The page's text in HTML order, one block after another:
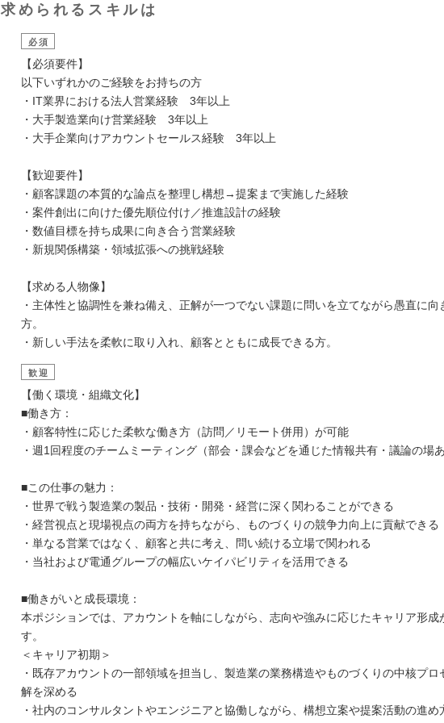
求められるスキルは
必須
【必須要件】
以下いずれかのご経験をお持ちの方
・IT業界における法人営業経験 3年以上
・大手製造業向け営業経験 3年以上
・大手企業向けアカウントセールス経験 3年以上
【歓迎要件】
・顧客課題の本質的な論点を整理し構想→提案まで実施した経験
・案件創出に向けた優先順位付け／推進設計の経験
・数値目標を持ち成果に向き合う営業経験
・新規関係構築・領域拡張への挑戦経験
【求める人物像】
・主体性と協調性を兼ね備え、正解が一つでない課題に問いを立てながら愚直に向
方。
・新しい手法を柔軟に取り入れ、顧客とともに成長できる方。
歓迎
【働く環境・組織文化】
■働き方：
・顧客特性に応じた柔軟な働き方（訪問／リモート併用）が可能
・週1回程度のチームミーティング（部会・課会などを通じた情報共有・議論の場
■この仕事の魅力：
・世界で戦う製造業の製品・技術・開発・経営に深く関わることができる
・経営視点と現場視点の両方を持ちながら、ものづくりの競争力向上に貢献できる
・単なる営業ではなく、顧客と共に考え、問い続ける立場で関われる
・当社および電通グループの幅広いケイパビリティを活用できる
■働きがいと成長環境：
本ポジションでは、アカウントを軸にしながら、志向や強みに応じたキャリア形成
す。
＜キャリア初期＞
・既存アカウントの一部領域を担当し、製造業の業務構造やものづくりの中核プロ
解を深める
・社内のコンサルタントやエンジニアと協働しながら、構想立案や提案活動の進め